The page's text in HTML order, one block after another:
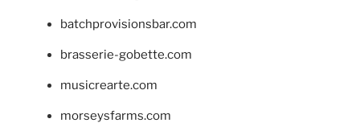
batchprovisionsbar.com
brasserie-gobette.com
musicrearte.com
morseysfarms.com